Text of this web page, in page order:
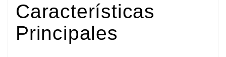
Características
Principales